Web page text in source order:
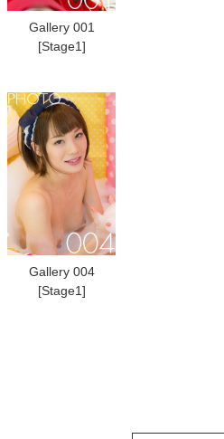
Gallery 001
[Stage1]
Gallery 004
[Stage1]